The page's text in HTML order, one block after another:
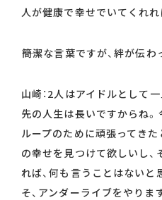
人が健康で幸せでいてくれれ
――簡潔な言葉ですが、絆が伝わ
山崎：2人はアイドルとして
先の人生は長いですからね
ループのために頑張ってき
の幸せを見つけて欲しいし
れば、何も言うことはないと
そ、アンダーライブをやりま